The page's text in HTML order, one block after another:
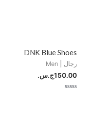
DNK Blue Shoes
رجال | Men
150.00ج.س.